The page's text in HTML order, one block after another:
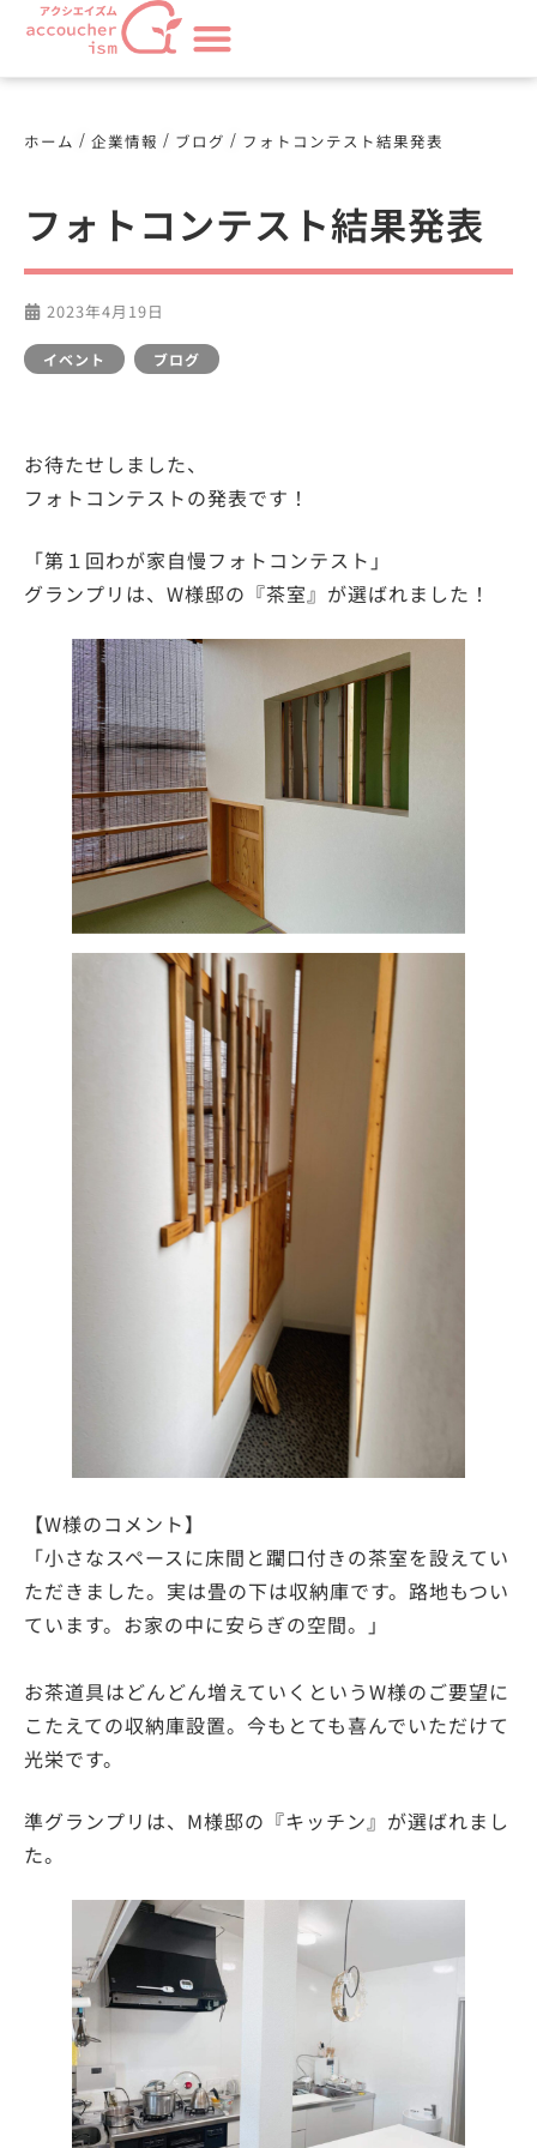
ホーム / 企業情報 / ブログ / フォトコンテスト結果発表
フォトコンテスト結果発表
2023年4月19日
イベント ブログ
お待たせしました、
フォトコンテストの発表です！
「第１回わが家自慢フォトコンテスト」
グランプリは、W様邸の『茶室』が選ばれました！
【W様のコメント】
「小さなスペースに床間と躙口付きの茶室を設えてい
ただきました。実は畳の下は収納庫です。路地もつい
ています。お家の中に安らぎの空間。」
お茶道具はどんどん増えていくというW様のご要望に
こたえての収納庫設置。今もとても喜んでいただけて
光栄です。
準グランプリは、M様邸の『キッチン』が選ばれまし
た。